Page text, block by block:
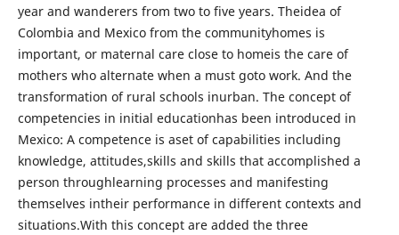
year and wanderers from two to five years. Theidea of
Colombia and Mexico from the communityhomes is
important, or maternal care close to homeis the care of
mothers who alternate when a must goto work. And the
transformation of rural schools inurban. The concept of
competencies in initial educationhas been introduced in
Mexico: A competence is aset of capabilities including
knowledge, attitudes,skills and skills that accomplished a
person throughlearning processes and manifesting
themselves intheir performance in different contexts and
situations.With this concept are added the three